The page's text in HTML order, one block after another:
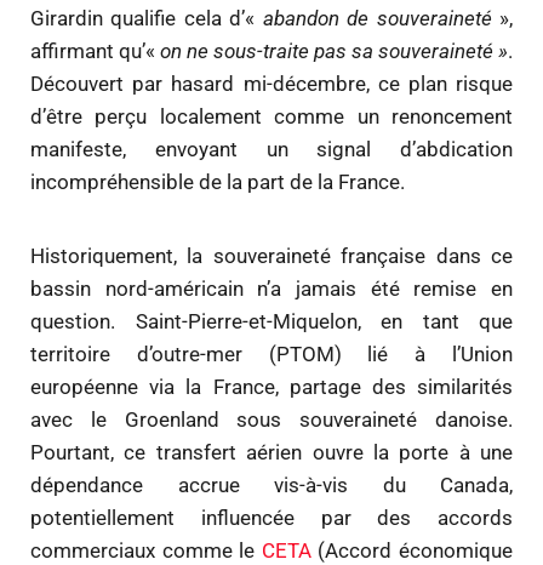
Girardin qualifie cela d’« abandon de souveraineté »,
affirmant qu’« on ne sous-traite pas sa souveraineté ».
Découvert par hasard mi-décembre, ce plan risque
d’être perçu localement comme un renoncement
manifeste, envoyant un signal d’abdication
incompréhensible de la part de la France.
Historiquement, la souveraineté française dans ce
bassin nord-américain n’a jamais été remise en
question. Saint-Pierre-et-Miquelon, en tant que
territoire d’outre-mer (PTOM) lié à l’Union
européenne via la France, partage des similarités
avec le Groenland sous souveraineté danoise.
Pourtant, ce transfert aérien ouvre la porte à une
dépendance accrue vis-à-vis du Canada,
potentiellement influencée par des accords
commerciaux comme le CETA (Accord économique